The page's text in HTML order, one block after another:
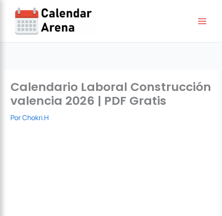
contenido
Calendario Laboral Construcción
valencia 2026 | PDF Gratis
PorChokri.H